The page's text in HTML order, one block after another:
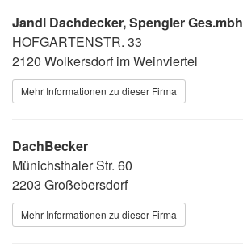
Jandl Dachdecker, Spengler Ges.mbh
HOFGARTENSTR. 33
2120 Wolkersdorf im Weinviertel
Mehr Informationen zu dieser Firma
DachBecker
Münichsthaler Str. 60
2203 Großebersdorf
Mehr Informationen zu dieser Firma